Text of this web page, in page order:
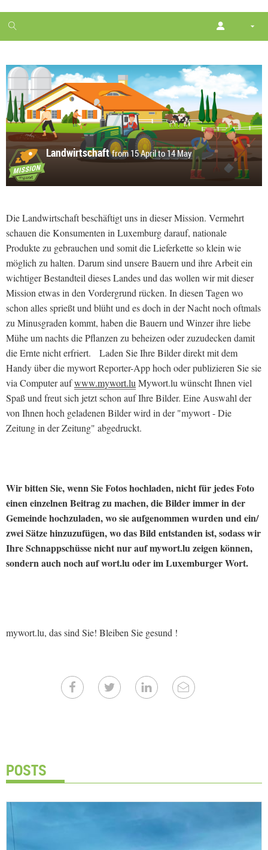
1
month
Landwirtschaftfrom 15 April to 14 May
Die Landwirtschaft beschäftigt uns in dieser Mission. Vermehrt
schauen die Konsumenten in Luxemburg darauf, nationale
Produkte zu gebrauchen und somit die Lieferkette so klein wie
möglich zu halten. Darum sind unsere Bauern und ihre Arbeit ein
wichtiger Bestandteil dieses Landes und das wollen wir mit dieser
Mission etwas in den Vordergrund rücken. In diesen Tagen wo
schon alles sprießt und blüht und es doch in der Nacht noch oftmals
zu Minusgraden kommt, haben die Bauern und Winzer ihre liebe
Mühe um nachts die Pflanzen zu beheizen oder zuzudecken damit
die Ernte nicht erfriert. Laden Sie Ihre Bilder direkt mit dem
Handy über die mywort Reporter-App hoch oder publizieren Sie sie
via Computer aufwww.mywort.lu Mywort.lu wünscht Ihnen viel
Spaß und freut sich jetzt schon auf Ihre Bilder. Eine Auswahl der
von Ihnen hoch geladenen Bilder wird in der "mywort - Die
Zeitung in der Zeitung" abgedruckt.
Wir bitten Sie, wenn Sie Fotos hochladen, nicht für jedes Foto
einen einzelnen Beitrag zu machen, die Bilder immer in der
Gemeinde hochzuladen, wo sie aufgenommen wurden und ein/
zwei Sätze hinzuzufügen, wo das Bild entstanden ist, sodass wir
Ihre Schnappschüsse nicht nur auf mywort.lu zeigen können,
sondern auch noch auf wort.lu oder im Luxemburger Wort.
mywort.lu, das sind Sie! Bleiben Sie gesund !
POSTS